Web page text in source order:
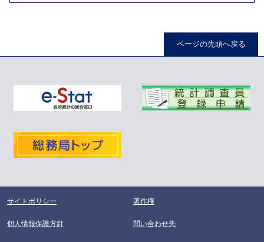
ページの先頭へ戻る
サイトポリシー 著作権
個人情報保護方針 問い合わせ先